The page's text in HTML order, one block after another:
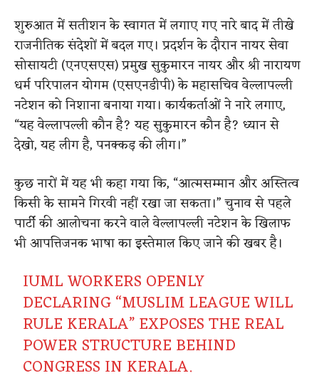
शुरुआत में सतीशन के स्वागत में लगाए गए नारे बाद में तीखे
राजनीतिक संदेशों में बदल गए। प्रदर्शन के दौरान नायर सेवा
सोसायटी (एनएसएस) प्रमुख सुकुमारन नायर और श्री नारायण
धर्म परिपालन योगम (एसएनडीपी) के महासचिव वेल्लापल्ली
नटेशन को निशाना बनाया गया। कार्यकर्ताओं ने नारे लगाए,
“यह वेल्लापल्ली कौन है? यह सुकुमारन कौन है? ध्यान से
देखो, यह लीग है, पनक्कड़ की लीग।”
कुछ नारों में यह भी कहा गया कि, “आत्मसम्मान और अस्तित्व
किसी के सामने गिरवी नहीं रखा जा सकता।” चुनाव से पहले
पार्टी की आलोचना करने वाले वेल्लापल्ली नटेशन के खिलाफ
भी आपत्तिजनक भाषा का इस्तेमाल किए जाने की खबर है।
IUML WORKERS OPENLY
DECLARING “MUSLIM LEAGUE WILL
RULE KERALA” EXPOSES THE REAL
POWER STRUCTURE BEHIND
CONGRESS IN KERALA.